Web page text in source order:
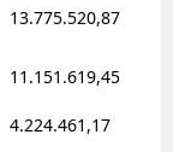
13.775.520,87
11.151.619,45
4.224.461,17